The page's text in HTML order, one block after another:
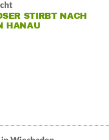
STIRBT NACH
HANAU